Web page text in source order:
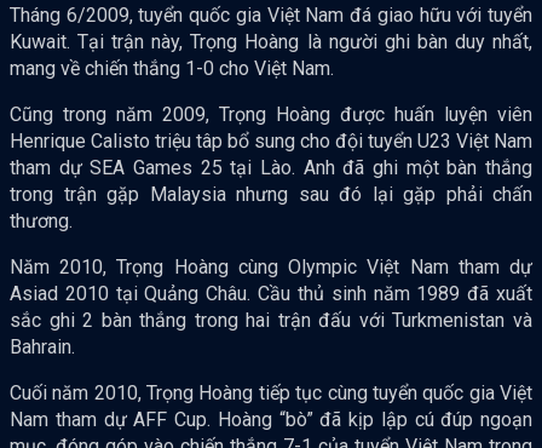
Tháng 6/2009, tuyển quốc gia Việt Nam đá giao hữu với tuyển
Kuwait. Tại trận này, Trọng Hoàng là người ghi bàn duy nhất,
mang về chiến thắng 1-0 cho Việt Nam.
Cũng trong năm 2009, Trọng Hoàng được huấn luyện viên
Henrique Calisto triệu tâp bổ sung cho đội tuyển U23 Việt Nam
tham dự SEA Games 25 tại Lào. Anh đã ghi một bàn thắng
trong trận gặp Malaysia nhưng sau đó lại gặp phải chấn
thương.
Năm 2010, Trọng Hoàng cùng Olympic Việt Nam tham dự
Asiad 2010 tại Quảng Châu. Cầu thủ sinh năm 1989 đã xuất
sắc ghi 2 bàn thắng trong hai trận đấu với Turkmenistan và
Bahrain.
Cuối năm 2010, Trọng Hoàng tiếp tục cùng tuyển quốc gia Việt
Nam tham dự AFF Cup. Hoàng “bò” đã kịp lập cú đúp ngoạn